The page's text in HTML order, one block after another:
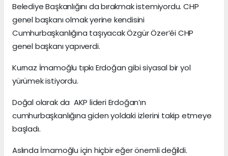
Belediye Başkanlığını da bırakmak istemiyordu. CHP
genel başkanı olmak yerine kendisini
Cumhurbaşkanlığına taşıyacak Özgür Özer’éi CHP
genel başkanı yapıverdi.
Kurnaz İmamoğlu tıpkı Erdoğan gibi siyasal bir yol
yürümek istiyordu.
Doğal olarak da AKP lideri Erdoğan’ın
cumhurbaşkanlığına giden yoldaki izlerini takip etmeye
başladı.
Aslında İmamoğlu için hiçbir eğer önemli değildi.